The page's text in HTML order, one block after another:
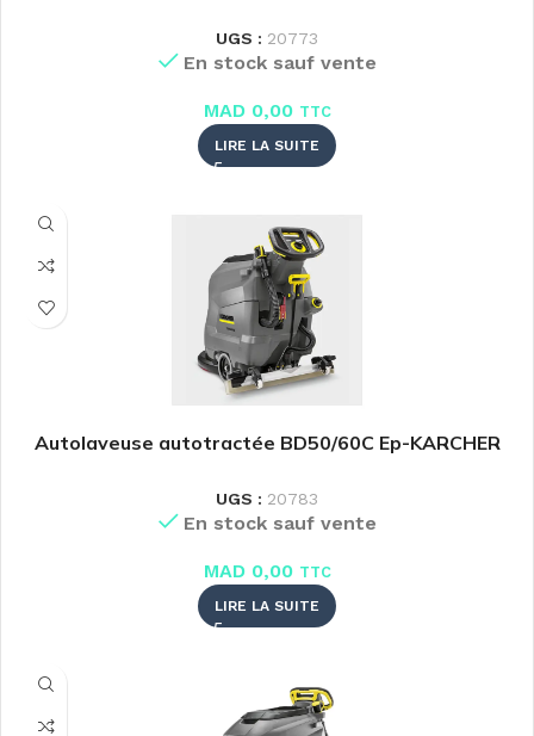
UGS : 20773
En stock sauf vente
MAD0,00 TTC
LIRE LA SUITE
Autolaveuse autotractée BD50/60C Ep-KARCHER
UGS : 20783
En stock sauf vente
MAD0,00 TTC
LIRE LA SUITE